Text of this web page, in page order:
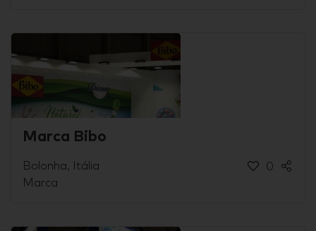
Marca Bibo
Bolonha, Itália
Marca
0